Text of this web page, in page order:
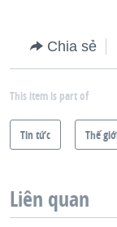
Chia sẻ
This item is part of
Tin tức Thế
Liên quan